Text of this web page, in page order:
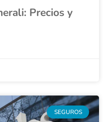
Precios y
SEGUROS